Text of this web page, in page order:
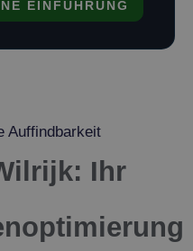
EINFÜHRUNG
Auffindbarkeit
Ihr